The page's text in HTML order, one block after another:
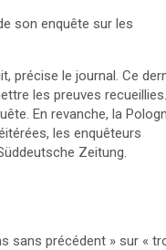
son enquête sur les
précise le journal. Ce
les preuves recueillies.
En revanche, la
les enquêteurs
Zeitung.
sans précédent » sur «